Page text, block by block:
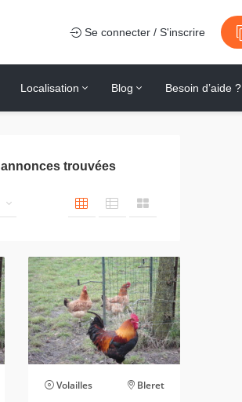
Se connecter / S'inscrire
Localisation Blog Besoin d’aide ?
annonces trouvées
Volailles Bleret